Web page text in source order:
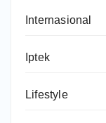
Internasional
Iptek
Lifestyle